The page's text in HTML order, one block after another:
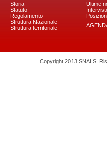
Storia
Statuto
Regolamento
Struttura Nazionale
Struttura territoriale
Ultime
Copyright 2013 SNALS.